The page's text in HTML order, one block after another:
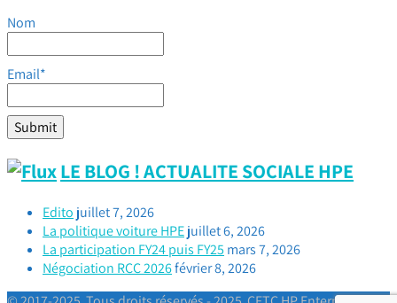
Nom
Email*
LE BLOG ! ACTUALITE SOCIALE HPE
Edito juillet 7, 2026
La politique voiture HPEjuillet 6, 2026
La participation FY24 puis FY25 mars 7, 2026
Négociation RCC 2026février 8, 2026